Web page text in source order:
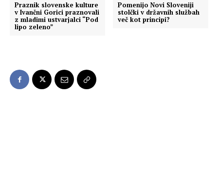
Praznik slovenske kulture
v Ivančni Gorici praznovali
z mladimi ustvarjalci “Pod
lipo zeleno”
Pomenijo Novi Sloveniji
stolčki v državnih službah
več kot principi?